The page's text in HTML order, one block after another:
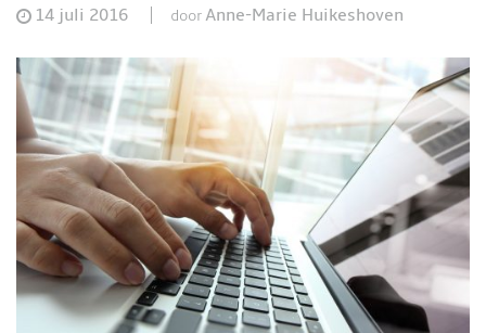
14 juli 2016 door Anne-Marie Huikeshoven